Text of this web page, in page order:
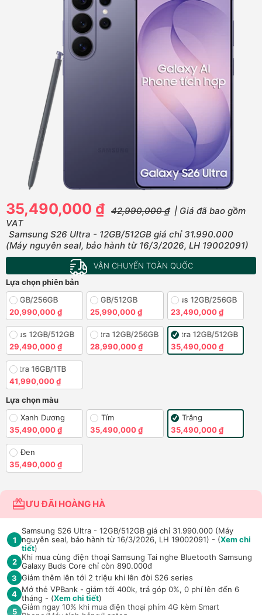
35,490,000 ₫ 42,990,000 ₫ | Giá đã bao gồm
VAT
Samsung S26 Ultra - 12GB/512GB giá chỉ 31.990.000
(Máy nguyên seal, bảo hành từ 16/3/2026, LH 19002091)
VẬN CHUYỂN TOÀN QUỐC
Lựa chọn phiên bản
12GB/256GB
20,990,000 ₫
S26 12GB/512GB
25,990,000 ₫
S26 Plus 12GB/256GB
23,490,000 ₫
Plus 12GB/512GB
29,490,000 ₫
S26 Ultra 12GB/256GB
28,990,000 ₫
S26 Ultra 12GB/512GB
35,490,000 ₫
Ultra 16GB/1TB
41,990,000 ₫
Lựa chọn màu
Xanh Dương
35,490,000 ₫
Tím
35,490,000 ₫
Trắng
35,490,000 ₫
Đen
35,490,000 ₫
ƯU ĐÃI HOÀNG HÀ
1
Samsung S26 Ultra - 12GB/512GB giá chỉ 31.990.000 (Máy
nguyên seal, bảo hành từ 16/3/2026, LH 19002091) - (Xem chi
tiết)
2 Khi mua cùng điện thoại Samsung Tai nghe Bluetooth Samsung
Galaxy Buds Core chỉ còn 890.000đ
3 Giảm thêm lên tới 2 triệu khi lên đời S26 series
4 Mở thẻ VPBank - giảm tới 400k, trả góp 0%, 0 phí lên đến 6
tháng - (Xem chi tiết)
5 Giảm ngay 10% khi mua điện thoại phím 4G kèm Smart